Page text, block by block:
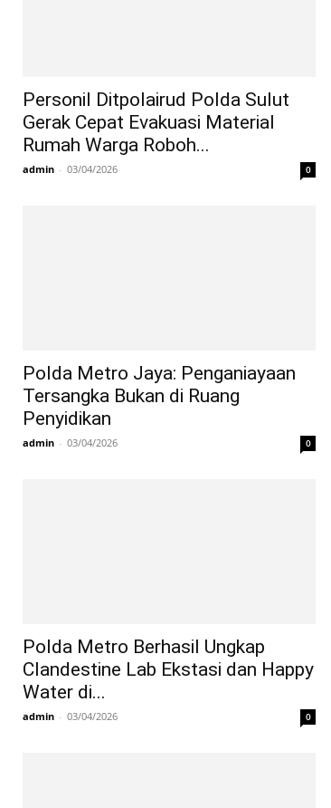
Personil Ditpolairud Polda Sulut
Gerak Cepat Evakuasi Material
Rumah Warga Roboh...
admin - 03/04/2026 0
Polda Metro Jaya: Penganiayaan
Tersangka Bukan di Ruang
Penyidikan
admin - 03/04/2026 0
Polda Metro Berhasil Ungkap
Clandestine Lab Ekstasi dan Happy
Water di...
admin - 03/04/2026 0